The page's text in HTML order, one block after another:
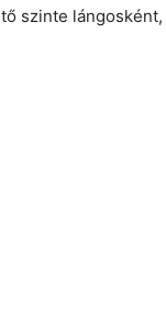
szinte